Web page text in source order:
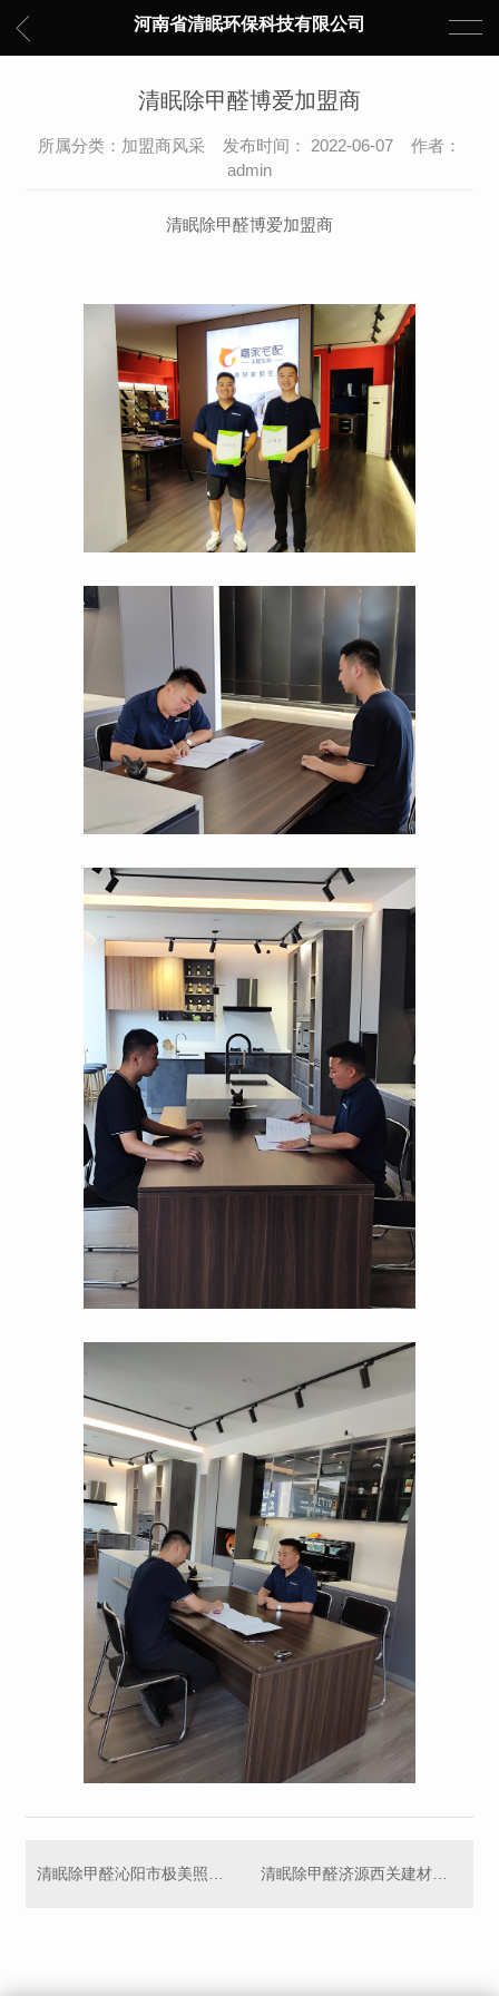
河南省清眠环保科技有限公司
清眠除甲醛博爱加盟商
所属分类：加盟商风采 发布时间： 2022-06-07 作者：
admin
清眠除甲醛博爱加盟商